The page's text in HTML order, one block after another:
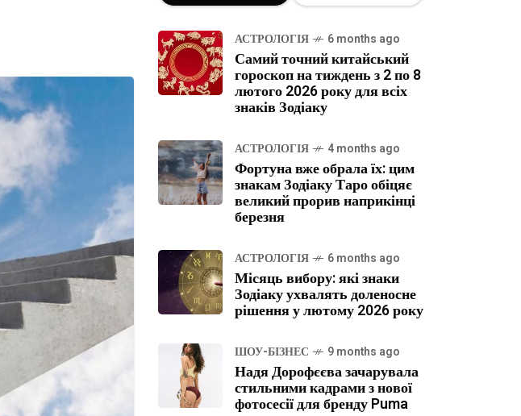
АСТРОЛОГІЯ 6 months ago
Самий точний китайський
гороскоп на тиждень з 2 по 8
лютого 2026 року для всіх
знаків Зодіаку
АСТРОЛОГІЯ 4 months ago
Фортуна вже обрала їх: цим
знакам Зодіаку Таро обіцяє
великий прорив наприкінці
березня
АСТРОЛОГІЯ 6 months ago
Місяць вибору: які знаки
Зодіаку ухвалять доленосне
рішення у лютому 2026 року
ШОУ-БІЗНЕС 9 months ago
Надя Дорофєєва зачарувала
стильними кадрами з нової
фотосесії для бренду Puma